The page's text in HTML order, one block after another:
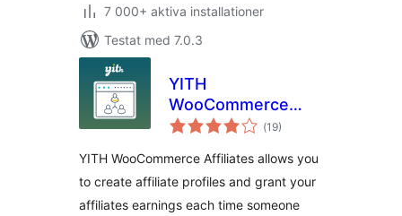
7 000+ aktiva installationer
Testat med 7.0.3
YITH
WooCommerce
Affiliates
(Totalt
antal
19)
YITH WooCommerce Affiliates allows you
to create affiliate profiles and grant your
affiliates earnings each time someone